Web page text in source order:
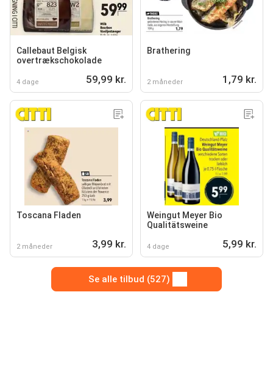
Callebaut Belgisk
overtrækschokolade
4 dage 59,99 kr.
Brathering
2 måneder 1,79 kr.
Toscana Fladen
2 måneder 3,99 kr.
Weingut Meyer Bio
Qualitätsweine
4 dage 5,99 kr.
Se alle tilbud (527)